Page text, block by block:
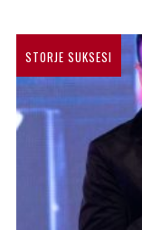
STORJE SUKSESI